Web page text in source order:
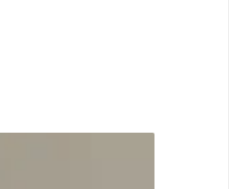
Für die
Downloads: